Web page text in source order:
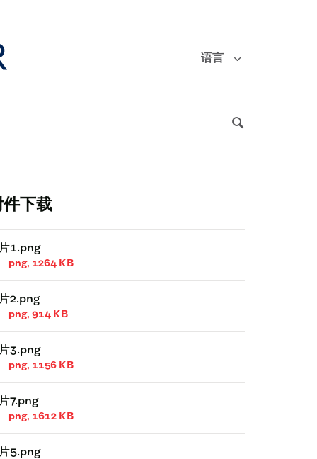
语言
件下载
1.png
png, 1264 KB
2.png
png, 914 KB
3.png
png, 1156 KB
7.png
png, 1612 KB
5.png